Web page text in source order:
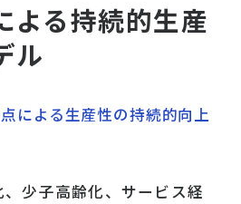
よる持続的生産
ル
による生産性の持続的向上
少子高齢化、サービス経